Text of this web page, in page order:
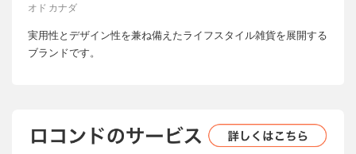
オド カナダ
実用性とデザイン性を兼ね備えたライフスタイル雑貨を展開する
ブランドです。